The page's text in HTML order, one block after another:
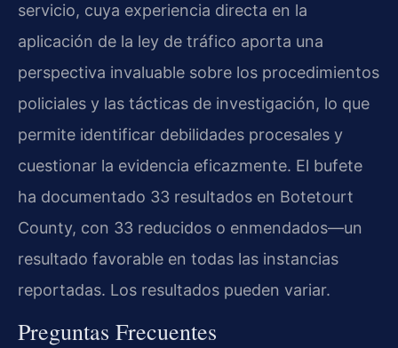
servicio, cuya experiencia directa en la
aplicación de la ley de tráfico aporta una
perspectiva invaluable sobre los procedimientos
policiales y las tácticas de investigación, lo que
permite identificar debilidades procesales y
cuestionar la evidencia eficazmente. El bufete
ha documentado 33 resultados en Botetourt
County, con 33 reducidos o enmendados—un
resultado favorable en todas las instancias
reportadas. Los resultados pueden variar.
Preguntas Frecuentes